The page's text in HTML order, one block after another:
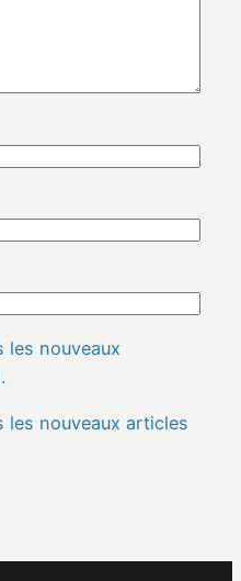
les nouveaux
les nouveaux articles